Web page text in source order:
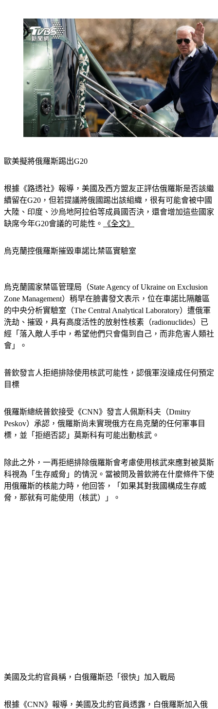
歐美擬將俄羅斯踢出G20
根據《路透社》報導，美國及西方盟友正評估俄羅斯是否該繼
續留在G20，但若提議將俄國踢出該組織，很有可能會被中國
大陸、印度、沙烏地阿拉伯等成員國否決，還會增加這些國家
缺席今年G20會議的可能性。
《全文》
烏克蘭控俄羅斯摧毀車諾比禁區實驗室
烏克蘭國家禁區管理局（State Agency of Ukraine on Exclusion
Zone Management）稍早在臉書發文表示，位在車諾比隔離區
的中央分析實驗室（The Central Analytical Laboratory）遭俄軍
洗劫、摧毀，具有高度活性的放射性核素（radionuclides）已
經「落入敵人手中，希望他們只會傷到自己，而非危害人類社
會」。
普欽發言人拒絕排除使用核武可能性，認俄軍沒達成任何預定
目標
俄羅斯總統普欽接受《CNN》發言人佩斯科夫（Dmitry
Peskov）承認，俄羅斯尚未實現俄方在烏克蘭的任何軍事目
標，並「拒絕否認」莫斯科有可能出動核武。
除此之外，一再拒絕排除俄羅斯會考慮使用核武來應對被莫斯
科視為「生存威脅」的情況。當被問及普欽將在什麼條件下使
用俄羅斯的核能力時，他回答，「如果其對我國構成生存威
脅，那就有可能使用（核武）」。
美國及北約官員稱，白俄羅斯恐「很快」加入戰局
根據《CNN》報導，美國及北約官員透露，白俄羅斯加入俄